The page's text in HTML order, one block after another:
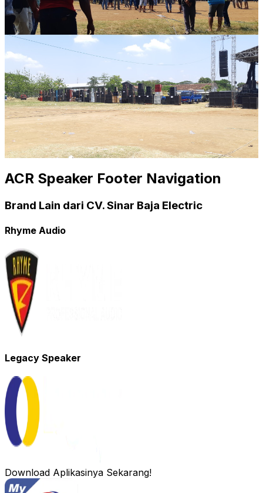
ACR Speaker Footer Navigation
Brand Lain dari CV. Sinar Baja Electric
Rhyme Audio
Legacy Speaker
Download Aplikasinya Sekarang!